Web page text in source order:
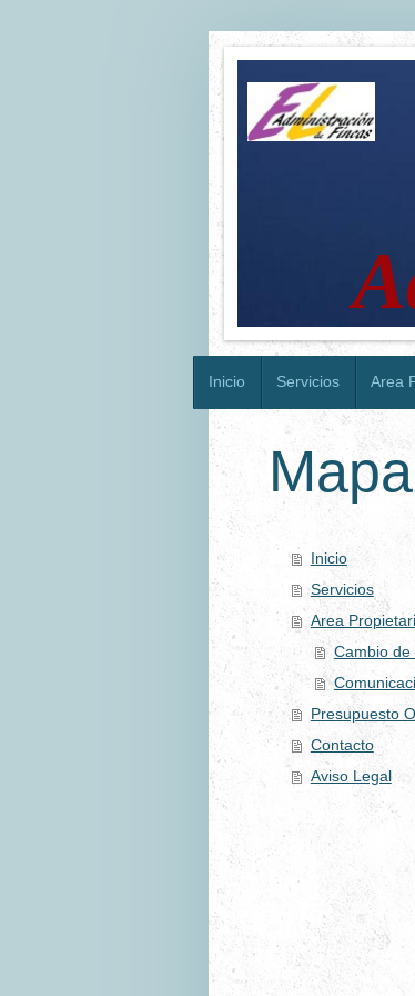
Inicio Servicios Area
Inicio
Servicios
Area
Cambio de
Presupuesto
Contacto
Aviso Legal